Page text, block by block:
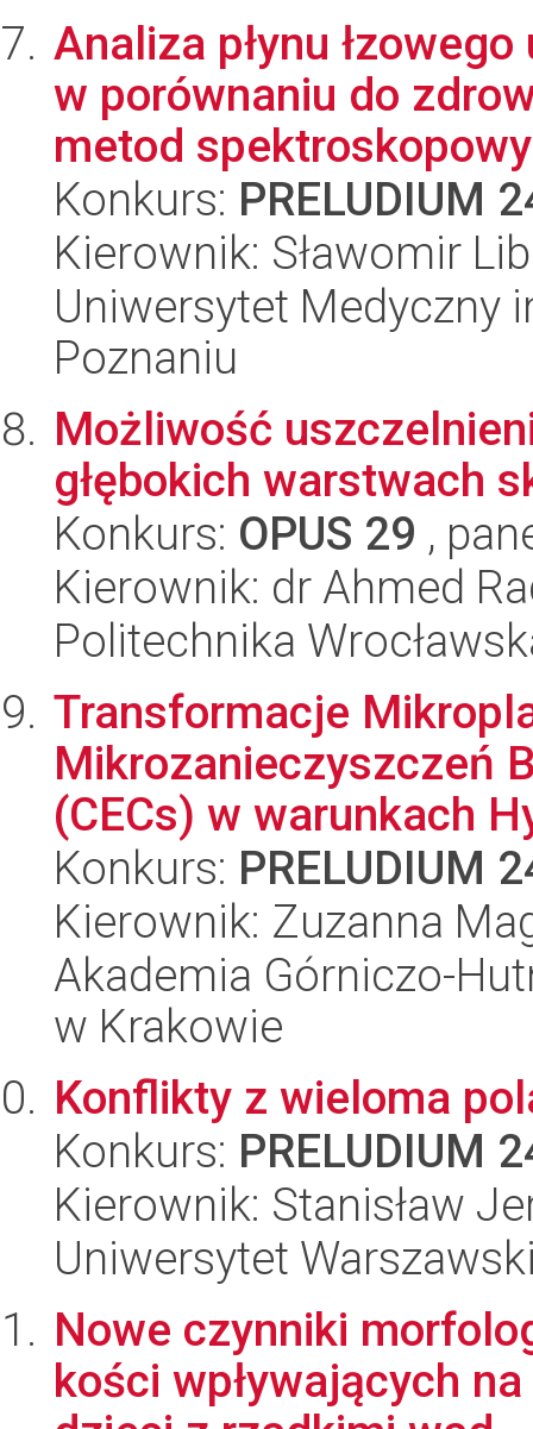
Analiza płynu
w porównaniu do
metod
Konkurs: PRELUDIUM
Kierownik: Sławomir
Uniwersytet Medyczny
Poznaniu
Możliwość
głębokich warstwach
Konkurs: OPUS 29 ,
Kierownik: dr Ahmed
Politechnika
Transformacje
Mikrozanieczyszczeń
(CECs) w warunkach
Konkurs: PRELUDIUM
Kierownik: Zuzanna
Akademia Górniczo-
w Krakowie
Konflikty z wieloma
Konkurs: PRELUDIUM
Kierownik: Stanisław
Uniwersytet
Nowe czynniki
kości wpływających